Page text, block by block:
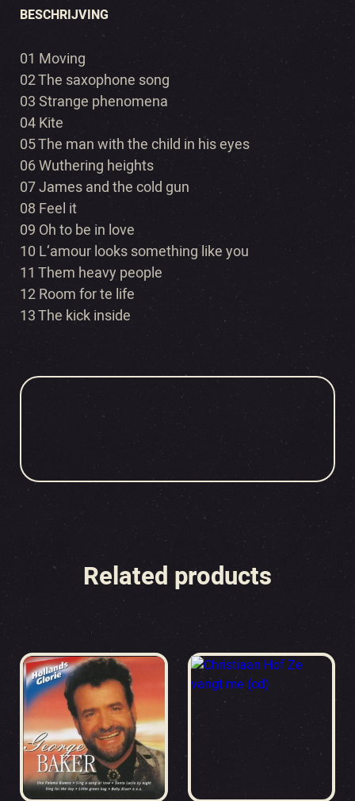
BESCHRIJVING
01 Moving
02 The saxophone song
03 Strange phenomena
04 Kite
05 The man with the child in his eyes
06 Wuthering heights
07 James and the cold gun
08 Feel it
09 Oh to be in love
10 L‘amour looks something like you
11 Them heavy people
12 Room for te life
13 The kick inside
Related products